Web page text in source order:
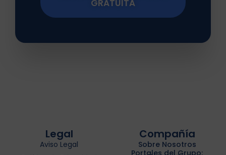
GRATUITA
Legal
Aviso Legal
Compañía
Sobre Nosotros